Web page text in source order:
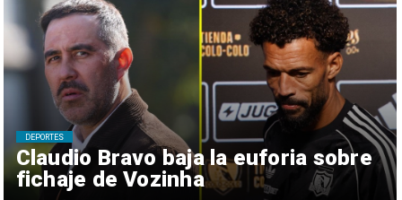
Claudio Bravo baja la euforia sobre
fichaje de Vozinha
DEPORTES